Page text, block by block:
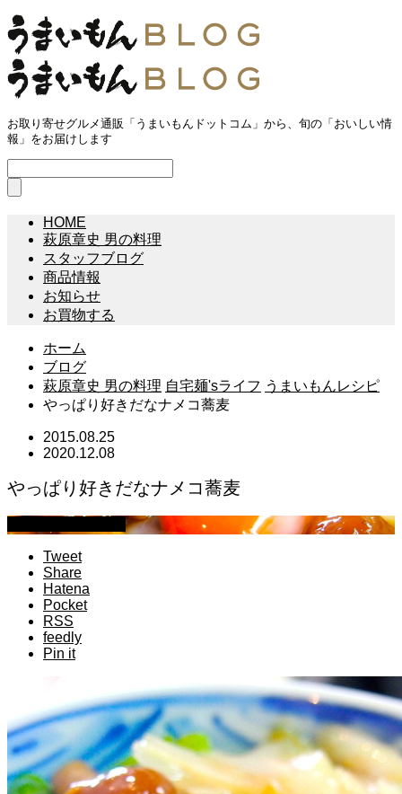
お取り寄せグルメ通販「うまいもんドットコム」から、旬の「おいしい情
報」をお届けします
HOME
萩原章史 男の料理
スタッフブログ
商品情報
お知らせ
お買物する
ホーム
ブログ
萩原章史 男の料理 自宅麺'sライフ うまいもんレシピ
やっぱり好きだなナメコ蕎麦
2015.08.25
2020.12.08
やっぱり好きだなナメコ蕎麦
Tweet
Share
Hatena
Pocket
RSS
feedly
Pin it